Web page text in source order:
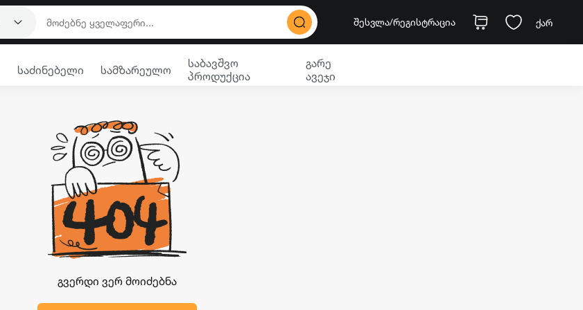
შესვლა/რეგისტრაცია ქარ
საძინებელი სამზარეულო
საბავშვო
პროდუქცია
გარე
ავეჯი
გვერდი ვერ მოიძებნა